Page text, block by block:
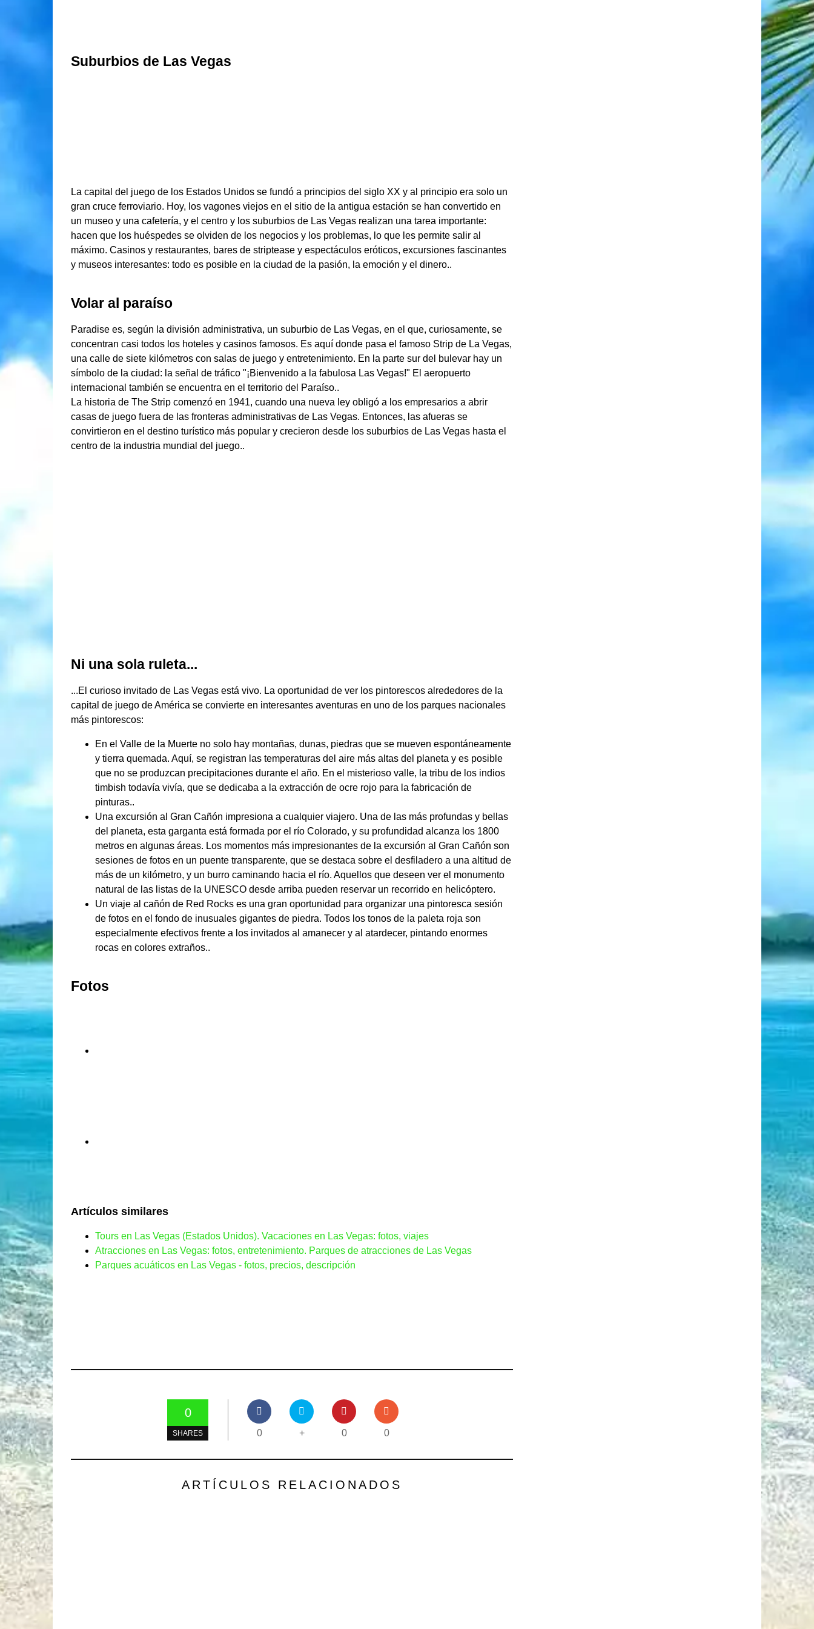
Suburbios de Las Vegas
La capital del juego de los Estados Unidos se fundó a principios del siglo XX y al principio era solo un
gran cruce ferroviario. Hoy, los vagones viejos en el sitio de la antigua estación se han convertido en
un museo y una cafetería, y el centro y los suburbios de Las Vegas realizan una tarea importante:
hacen que los huéspedes se olviden de los negocios y los problemas, lo que les permite salir al
máximo. Casinos y restaurantes, bares de striptease y espectáculos eróticos, excursiones fascinantes
y museos interesantes: todo es posible en la ciudad de la pasión, la emoción y el dinero..
Volar al paraíso
Paradise es, según la división administrativa, un suburbio de Las Vegas, en el que, curiosamente, se
concentran casi todos los hoteles y casinos famosos. Es aquí donde pasa el famoso Strip de La Vegas,
una calle de siete kilómetros con salas de juego y entretenimiento. En la parte sur del bulevar hay un
símbolo de la ciudad: la señal de tráfico "¡Bienvenido a la fabulosa Las Vegas!" El aeropuerto
internacional también se encuentra en el territorio del Paraíso..
La historia de The Strip comenzó en 1941, cuando una nueva ley obligó a los empresarios a abrir
casas de juego fuera de las fronteras administrativas de Las Vegas. Entonces, las afueras se
convirtieron en el destino turístico más popular y crecieron desde los suburbios de Las Vegas hasta el
centro de la industria mundial del juego..
Ni una sola ruleta...
...El curioso invitado de Las Vegas está vivo. La oportunidad de ver los pintorescos alrededores de la
capital de juego de América se convierte en interesantes aventuras en uno de los parques nacionales
más pintorescos:
En el Valle de la Muerte no solo hay montañas, dunas, piedras que se mueven espontáneamente
y tierra quemada. Aquí, se registran las temperaturas del aire más altas del planeta y es posible
que no se produzcan precipitaciones durante el año. En el misterioso valle, la tribu de los indios
timbish todavía vivía, que se dedicaba a la extracción de ocre rojo para la fabricación de
pinturas..
Una excursión al Gran Cañón impresiona a cualquier viajero. Una de las más profundas y bellas
del planeta, esta garganta está formada por el río Colorado, y su profundidad alcanza los 1800
metros en algunas áreas. Los momentos más impresionantes de la excursión al Gran Cañón son
sesiones de fotos en un puente transparente, que se destaca sobre el desfiladero a una altitud de
más de un kilómetro, y un burro caminando hacia el río. Aquellos que deseen ver el monumento
natural de las listas de la UNESCO desde arriba pueden reservar un recorrido en helicóptero.
Un viaje al cañón de Red Rocks es una gran oportunidad para organizar una pintoresca sesión
de fotos en el fondo de inusuales gigantes de piedra. Todos los tonos de la paleta roja son
especialmente efectivos frente a los invitados al amanecer y al atardecer, pintando enormes
rocas en colores extraños..
Fotos
Artículos similares
Tours en Las Vegas (Estados Unidos). Vacaciones en Las Vegas: fotos, viajes
Atracciones en Las Vegas: fotos, entretenimiento. Parques de atracciones de Las Vegas
Parques acuáticos en Las Vegas - fotos, precios, descripción
0
SHARES 0 + 0 0
ARTÍCULOS RELACIONADOS